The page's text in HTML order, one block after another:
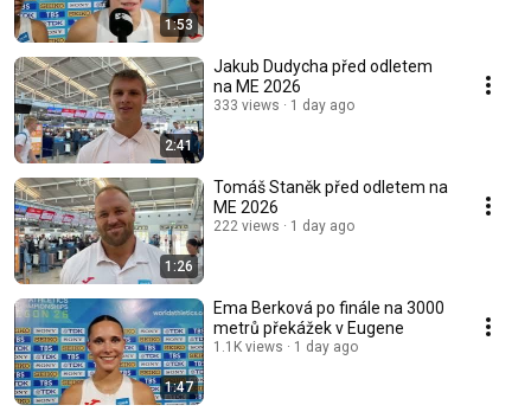
1:53
2:41
Jakub Dudycha před odletem
na ME 2026
333 views 1 day ago
1:26
Tomáš Staněk před odletem na
ME 2026
222 views 1 day ago
1:47
Ema Berková po finále na 3000
metrů překážek v Eugene
1.1K views 1 day ago